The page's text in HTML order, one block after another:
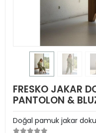
FRESKO JAKAR
PANTOLON &
Doğal pamuk jakar